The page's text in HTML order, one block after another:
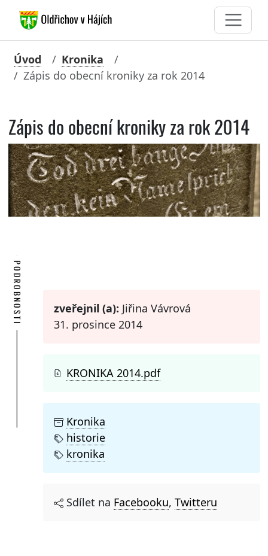
Úvod
Kronika
Zápis do obecní kroniky za rok 2014
Zápis do obecní kroniky za rok 2014
PODROBNOSTI zveřejnil (a): Jiřina Vávrová
31. prosince 2014
KRONIKA 2014.pdf
Kronika
historie
kronika
Sdílet na Facebooku, Twitteru